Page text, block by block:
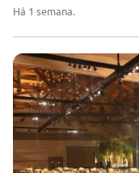
Há 1 semana.